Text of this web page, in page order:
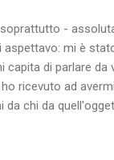
-
mi è
di parlare
ricevuto ad
chi da